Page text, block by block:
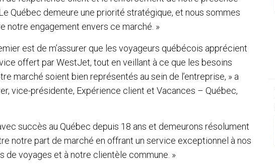
Québec demeure une priorité stratégique, et nous sommes
notre engagement envers ce marché. »
est de m’assurer que les voyageurs québécois apprécient
offert par WestJet, tout en veillant à ce que les besoins
marché soient bien représentés au sein de l’entreprise, » a
vice-présidente, Expérience client et Vacances – Québec,
succès au Québec depuis 18 ans et demeurons résolument
notre part de marché en offrant un service exceptionnel à nos
de voyages et à notre clientèle commune. »